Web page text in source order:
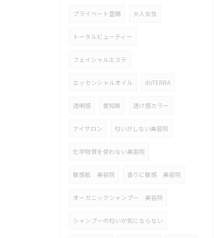
プライベート空間 大人女性
トータルビューティー
フェイシャルエステ
エッセンシャルオイル doTERRA
透明感 愛知県 透け感カラー
アイサロン 匂いがしない美容院
化学物質を使わない美容院
敏感肌 美容院 香りに敏感 美容院
オーガニックシャンプー 美容院
シャンプーの匂いが気にならない